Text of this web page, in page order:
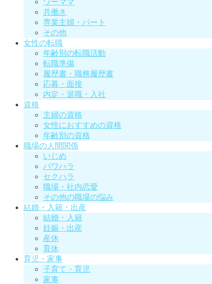
ワーママ
共働き
専業主婦・パート
その他
女性の転職
年齢別の転職活動
転職準備
履歴書・職務履歴書
応募・面接
内定・退職・入社
資格
主婦の資格
女性におすすめの資格
年齢別の資格
職場の人間関係
いじめ
パワハラ
セクハラ
職場・社内恋愛
その他の職場の悩み
結婚・入籍・出産
結婚・入籍
妊娠・出産
産休
育休
育児・家事
子育て・育児
家事